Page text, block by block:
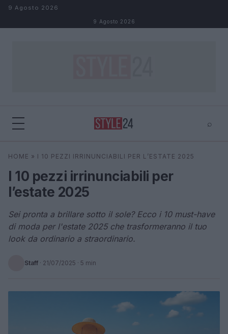
Salta al contenuto
9 Agosto 2026
9 Agosto 2026
⌕
Cerca ⌕
HOME » I 10 PEZZI IRRINUNCIABILI PER L’ESTATE 2025
I 10 pezzi irrinunciabili per
l’estate 2025
Sei pronta a brillare sotto il sole? Ecco i 10 must-have
di moda per l'estate 2025 che trasformeranno il tuo
look da ordinario a straordinario.
Staff · 21/07/2025 · 5 min